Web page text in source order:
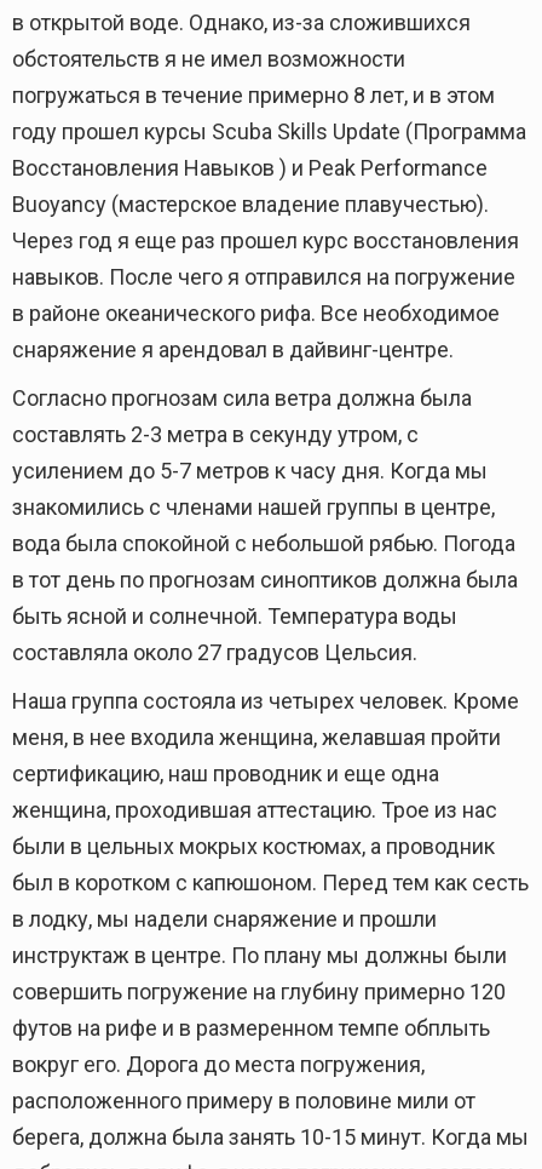
в открытой воде. Однако, из-за сложившихся
обстоятельств я не имел возможности
погружаться в течение примерно 8 лет, и в этом
году прошел курсы Scuba Skills Update (Программа
Восстановления Навыков ) и Peak Performance
Buoyancy (мастерское владение плавучестью).
Через год я еще раз прошел курс восстановления
навыков. После чего я отправился на погружение
в районе океанического рифа. Все необходимое
снаряжение я арендовал в дайвинг-центре.
Согласно прогнозам сила ветра должна была
составлять 2-3 метра в секунду утром, с
усилением до 5-7 метров к часу дня. Когда мы
знакомились с членами нашей группы в центре,
вода была спокойной с небольшой рябью. Погода
в тот день по прогнозам синоптиков должна была
быть ясной и солнечной. Температура воды
составляла около 27 градусов Цельсия.
Наша группа состояла из четырех человек. Кроме
меня, в нее входила женщина, желавшая пройти
сертификацию, наш проводник и еще одна
женщина, проходившая аттестацию. Трое из нас
были в цельных мокрых костюмах, а проводник
был в коротком с капюшоном. Перед тем как сесть
в лодку, мы надели снаряжение и прошли
инструктаж в центре. По плану мы должны были
совершить погружение на глубину примерно 120
футов на рифе и в размеренном темпе обплыть
вокруг его. Дорога до места погружения,
расположенного примеру в половине мили от
берега, должна была занять 10-15 минут. Когда мы